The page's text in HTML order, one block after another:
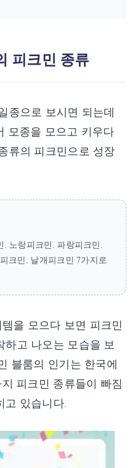
피크민 종류
종으로 보시면 되는데
모종을 모으고 키우다
류의 피크민으로 성장
노랑피크민, 파랑피크민,
크민, 날개피크민 7가지로
을 모으다 보면 피크민
고 나오는 모습을 보
블룸의 인기는 한국에
피크민 종류들이 빠짐
고 있습니다.